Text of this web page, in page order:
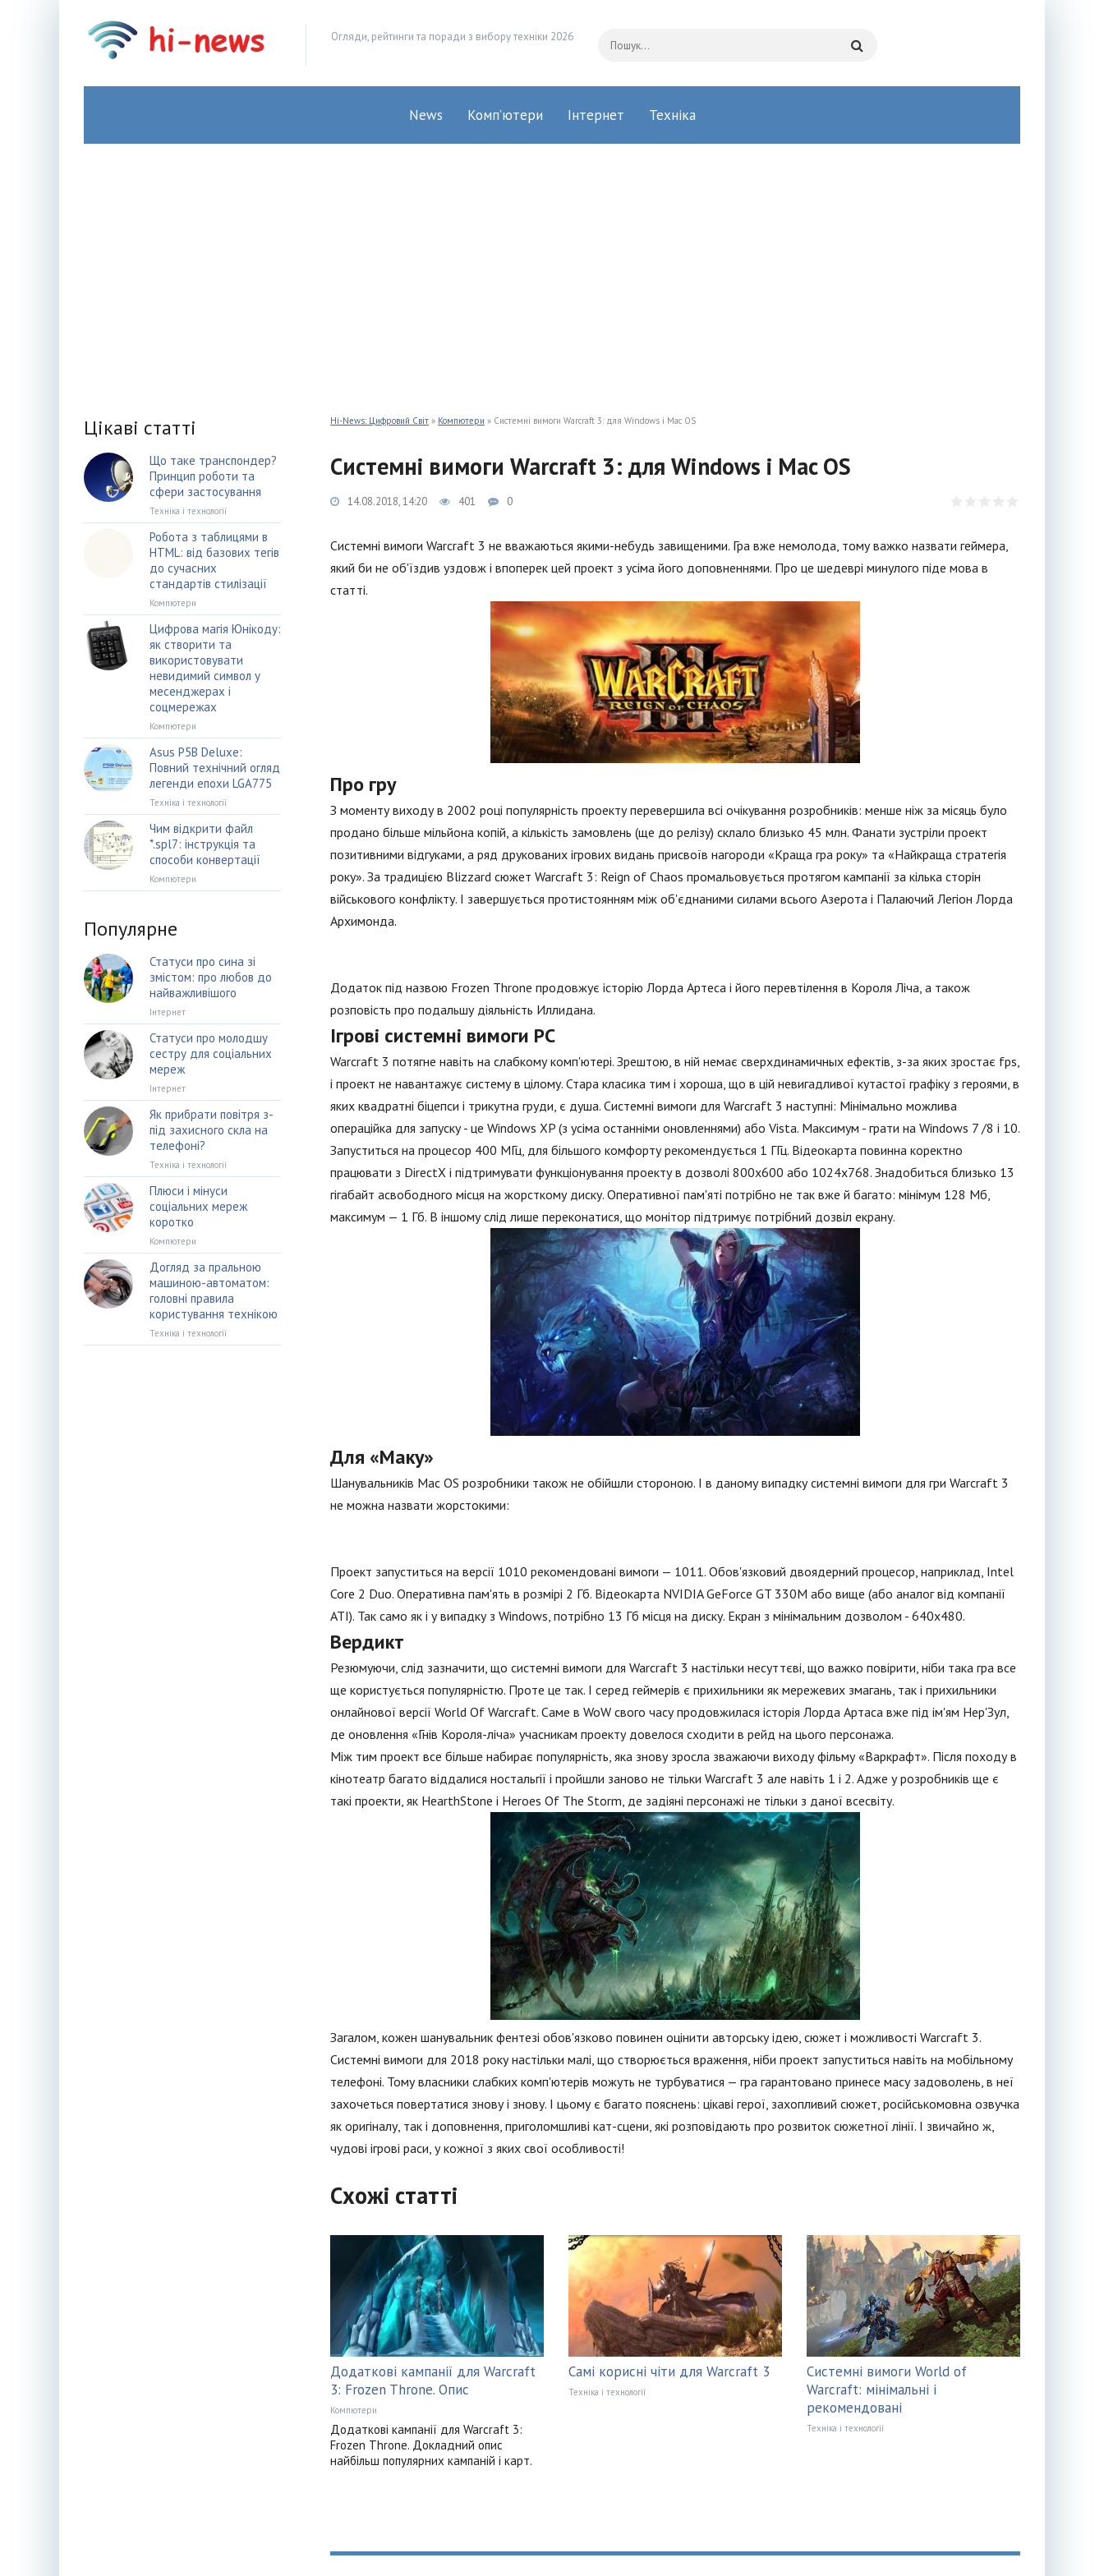
Огляди, рейтинги та поради з вибору техніки 2026
News Комп’ютери Інтернет Техніка
Hi-News: Цифровий Світ » Компютери » Системні вимоги Warcraft 3: для Windows і Mac OS
Системні вимоги Warcraft 3: для Windows і Mac OS
14.08.2018, 14:20 401 0
Системні вимоги Warcraft 3 не вважаються якими-небудь завищеними. Гра вже немолода, тому важко назвати геймера,
який би не об'їздив уздовж і впоперек цей проект з усіма його доповненнями. Про це шедеврі минулого піде мова в
статті.
Про гру
З моменту виходу в 2002 році популярність проекту перевершила всі очікування розробників: менше ніж за місяць було
продано більше мільйона копій, а кількість замовлень (ще до релізу) склало близько 45 млн. Фанати зустріли проект
позитивними відгуками, а ряд друкованих ігрових видань присвоїв нагороди «Краща гра року» та «Найкраща стратегія
року». За традицією Blizzard сюжет Warcraft 3: Reign of Chaos промальовується протягом кампанії за кілька сторін
військового конфлікту. І завершується протистоянням між об'єднаними силами всього Азерота і Палаючий Легіон Лорда
Архимонда.
Додаток під назвою Frozen Throne продовжує історію Лорда Артеса і його перевтілення в Короля Ліча, а також
розповість про подальшу діяльність Иллидана.
Ігрові системні вимоги PC
Warcraft 3 потягне навіть на слабкому комп'ютері. Зрештою, в ній немає сверхдинамичных ефектів, з-за яких зростає fps,
і проект не навантажує систему в цілому. Стара класика тим і хороша, що в цій невигадливої кутастої графіку з героями, в
яких квадратні біцепси і трикутна груди, є душа. Системні вимоги для Warcraft 3 наступні: Мінімально можлива
операційка для запуску - це Windows XP (з усіма останніми оновленнями) або Vista. Максимум - грати на Windows 7 /8 і 10.
Запуститься на процесор 400 МГц, для більшого комфорту рекомендується 1 ГГц. Відеокарта повинна коректно
працювати з DirectX і підтримувати функціонування проекту в дозволі 800x600 або 1024x768. Знадобиться близько 13
гігабайт асвободного місця на жорсткому диску. Оперативної пам'яті потрібно не так вже й багато: мінімум 128 Мб,
максимум — 1 Гб. В іншому слід лише переконатися, що монітор підтримує потрібний дозвіл екрану.
Для «Маку»
Шанувальників Mac OS розробники також не обійшли стороною. І в даному випадку системні вимоги для гри Warcraft 3
не можна назвати жорстокими:
Проект запуститься на версії 1010 рекомендовані вимоги — 1011. Обов'язковий двоядерний процесор, наприклад, Intel
Core 2 Duo. Оперативна пам'ять в розмірі 2 Гб. Відеокарта NVIDIA GeForce GT 330M або вище (або аналог від компанії
ATI). Так само як і у випадку з Windows, потрібно 13 Гб місця на диску. Екран з мінімальним дозволом - 640x480.
Вердикт
Резюмуючи, слід зазначити, що системні вимоги для Warcraft 3 настільки несуттєві, що важко повірити, ніби така гра все
ще користується популярністю. Проте це так. І серед геймерів є прихильники як мережевих змагань, так і прихильники
онлайнової версії World Of Warcraft. Саме в WoW свого часу продовжилася історія Лорда Артаса вже під ім'ям Нер'Зул,
де оновлення «Гнів Короля-ліча» учасникам проекту довелося сходити в рейд на цього персонажа.
Між тим проект все більше набирає популярність, яка знову зросла зважаючи виходу фільму «Варкрафт». Після походу в
кінотеатр багато віддалися ностальгії і пройшли заново не тільки Warcraft 3 але навіть 1 і 2. Адже у розробників ще є
такі проекти, як HearthStone і Heroes Of The Storm, де задіяні персонажі не тільки з даної всесвіту.
Загалом, кожен шанувальник фентезі обов'язково повинен оцінити авторську ідею, сюжет і можливості Warcraft 3.
Системні вимоги для 2018 року настільки малі, що створюється враження, ніби проект запуститься навіть на мобільному
телефоні. Тому власники слабких комп'ютерів можуть не турбуватися — гра гарантовано принесе масу задоволень, в неї
захочеться повертатися знову і знову. І цьому є багато пояснень: цікаві герої, захопливий сюжет, російськомовна озвучка
як оригіналу, так і доповнення, приголомшливі кат-сцени, які розповідають про розвиток сюжетної лінії. І звичайно ж,
чудові ігрові раси, у кожної з яких свої особливості!
Схожі статті
Додаткові кампанії для Warcraft
3: Frozen Throne. Опис
Компютери
Додаткові кампанії для Warcraft 3:
Frozen Throne. Докладний опис
найбільш популярних кампаній і карт.
Самі корисні чіти для Warcraft 3
Техніка і технології
Системні вимоги World of
Warcraft: мінімальні і
рекомендовані
Техніка і технології
Цікаві статті
Що таке транспондер?
Принцип роботи та
сфери застосування
Техніка і технології
Робота з таблицями в
HTML: від базових тегів
до сучасних
стандартів стилізації
Компютери
Цифрова магія Юнікоду:
як створити та
використовувати
невидимий символ у
месенджерах і
соцмережах
Компютери
Asus P5B Deluxe:
Повний технічний огляд
легенди епохи LGA775
Техніка і технології
Чим відкрити файл
*.spl7: інструкція та
способи конвертації
Компютери
Популярне
Статуси про сина зі
змістом: про любов до
найважливішого
Інтернет
Статуси про молодшу
сестру для соціальних
мереж
Інтернет
Як прибрати повітря з-
під захисного скла на
телефоні?
Техніка і технології
Плюси і мінуси
соціальних мереж
коротко
Компютери
Догляд за пральною
машиною-автоматом:
головні правила
користування технікою
Техніка і технології